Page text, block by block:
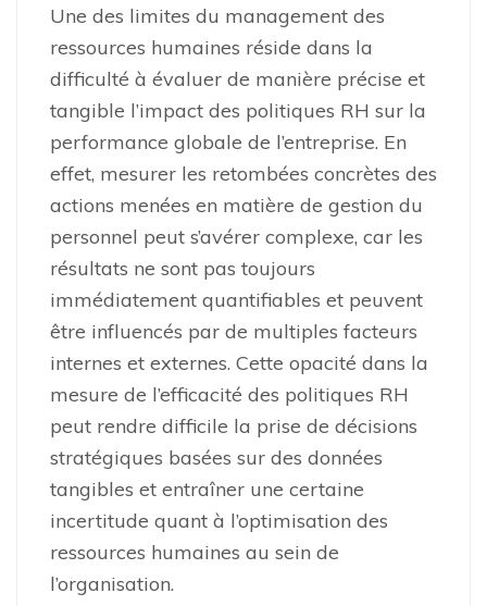
Une des limites du management des
ressources humaines réside dans la
difficulté à évaluer de manière précise et
tangible l’impact des politiques RH sur la
performance globale de l’entreprise. En
effet, mesurer les retombées concrètes des
actions menées en matière de gestion du
personnel peut s’avérer complexe, car les
résultats ne sont pas toujours
immédiatement quantifiables et peuvent
être influencés par de multiples facteurs
internes et externes. Cette opacité dans la
mesure de l’efficacité des politiques RH
peut rendre difficile la prise de décisions
stratégiques basées sur des données
tangibles et entraîner une certaine
incertitude quant à l’optimisation des
ressources humaines au sein de
l’organisation.